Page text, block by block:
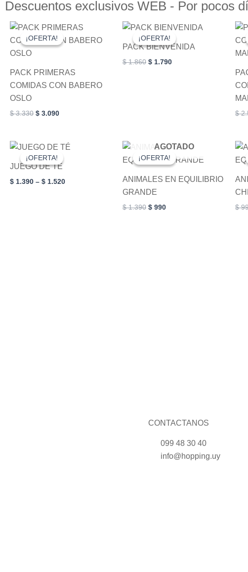
Descuentos exclusivos WEB - Por pocos
¡OFERTA!
¡OFERTA!
PACK PRIMERAS
COMIDAS CON BABERO
OSLO
$3.330
Original
price
was:
$ 3.090
Current
is:
¡OFERTA!
¡OFERTA!
PACK BIENVENIDA
$1.860
Original
price
was:
$ 1.860.
$ 1.790
Current
is:
$ 1.790.
$
¡OFERTA!
¡OFERTA!
JUEGO DE TÉ
$ 1.390 – $ 1.520
Price
$ 1.520
This
product
multiple
¡OFERTA!
AGOTADO
¡OFERTA!
ANIMALES EN EQUILIBRIO
GRANDE
$1.390
Original
price
was:
$ 990
Current
price
is:
$
CONTACTANOS
099 48 30 40
info@hopping.uy